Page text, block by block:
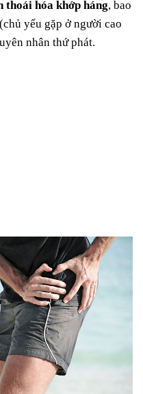
thoái hóa khớp háng, bao
yếu gặp ở người cao
nhân thứ phát.